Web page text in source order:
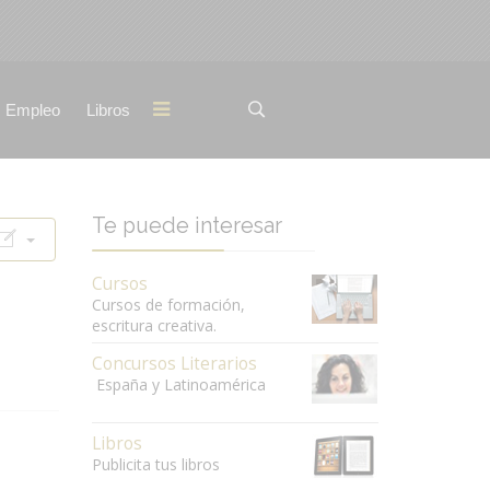
Empleo Libros
Te puede interesar
Cursos
Cursos de formación,
escritura creativa.
Concursos Literarios
España y Latinoamérica
Libros
Publicita tus libros